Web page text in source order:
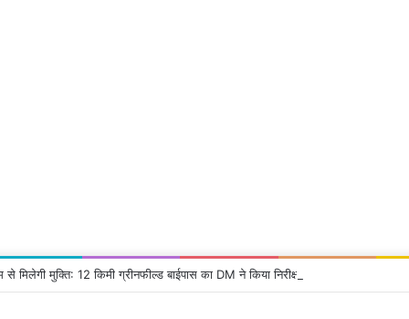
मिलेगी मुक्ति: 12 किमी ग्रीनफील्ड बाईपास का DM ने किया निरीक्षण, दिए सख्त निर्देश